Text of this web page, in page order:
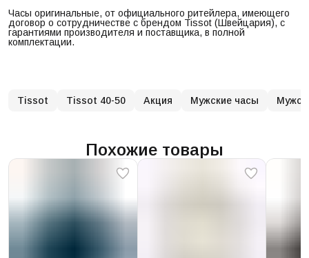
Часы оригинальные, от официального ритейлера, имеющего
договор о сотрудничестве с брендом Tissot (Швейцария), с
гарантиями производителя и поставщика, в полной
комплектации.
Tissot Tissot 40-50 Акция Мужские часы
Похожие товары